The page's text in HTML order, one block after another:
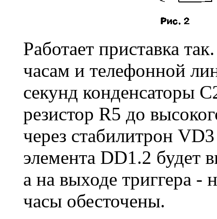
Работает приставка
часам и телефонной
секунд конденсаторы
резистор R5 до
через стабилитрон
элемента DD1.2 будет
а на выходе триггера -
часы обесточены.